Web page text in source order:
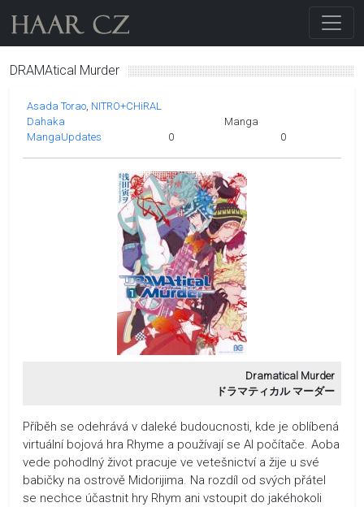
DRAMAtical Murder
Asada Torao NITRO+CHiRAL
Dahaka
Manga
MangaUpdates
0 0
Dramatical Murder
ドラマティカル マーダー
Příběh se odehrává v daleké budoucnosti, kde je oblíbená
virtuální bojová hra Rhyme a používají se Al počítače. Aoba
vede pohodlný život pracuje ve vetešnictví a žije u své
babičky na ostrově Midorijima. Na rozdíl od svých přátel
se nechce účastnit hry Rhym ani vstoupit do jakéhokoli